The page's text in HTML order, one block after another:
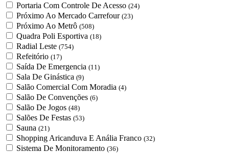
Portaria Com Controle De Acesso (24)
Próximo Ao Mercado Carrefour (23)
Próximo Ao Metrô (508)
Quadra Poli Esportiva (18)
Radial Leste (754)
Refeitório (17)
Saída De Emergencia (11)
Sala De Ginástica (9)
Salão Comercial Com Moradia (4)
Salão De Convenções (6)
Salão De Jogos (48)
Salões De Festas (53)
Sauna (21)
Shopping Aricanduva E Anália Franco (32)
Sistema De Monitoramento (36)